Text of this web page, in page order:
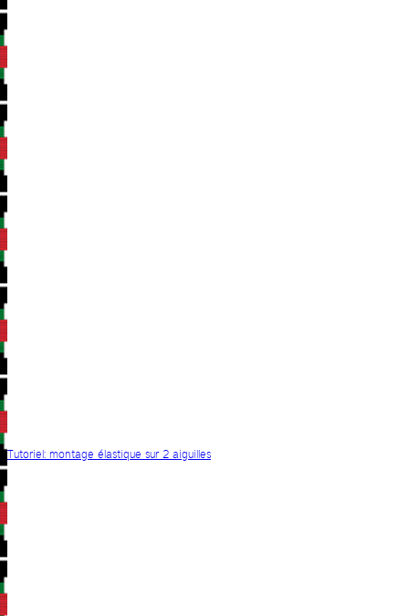
Tutoriel: montage élastique sur 2 aiguilles